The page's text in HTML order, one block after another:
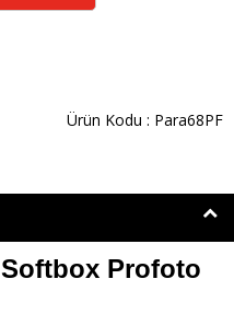
Ürün Kodu : Para68PF
Profoto